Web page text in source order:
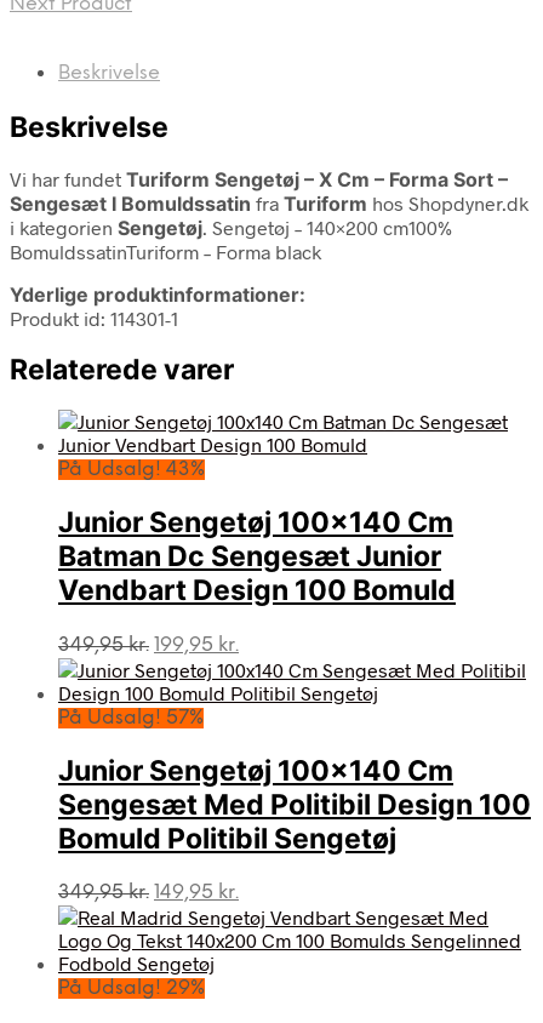
Next Product
Beskrivelse
Beskrivelse
Vi har fundet Turiform Sengetøj – X Cm – Forma Sort –
Sengesæt I Bomuldssatin fra Turiform hos Shopdyner.dk
i kategorien Sengetøj. Sengetøj – 140×200 cm100%
BomuldssatinTuriform – Forma black
Yderlige produktinformationer:
Produkt id: 114301-1
Relaterede varer
På Udsalg! 43%
Junior Sengetøj 100×140 Cm
Batman Dc Sengesæt Junior
Vendbart Design 100 Bomuld
349,95kr. Den
oprindelige
pris
var:
199,95 kr.
aktuelle
pris
På Udsalg! 57%
Junior Sengetøj 100×140 Cm
Sengesæt Med Politibil Design 100
Bomuld Politibil Sengetøj
349,95kr. Den
oprindelige
pris
var:
349,95 kr..
149,95 kr.
aktuelle
pris
På Udsalg! 29%